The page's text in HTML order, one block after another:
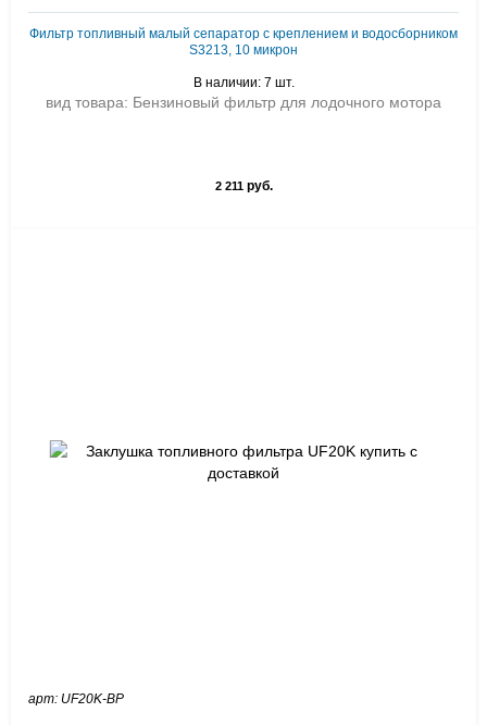
Фильтр топливный малый сепаратор с креплением и водосборником
S3213, 10 микрон
В наличии: 7 шт.
вид товара: Бензиновый фильтр для лодочного мотора
2 211руб.
арт: UF20K-BP